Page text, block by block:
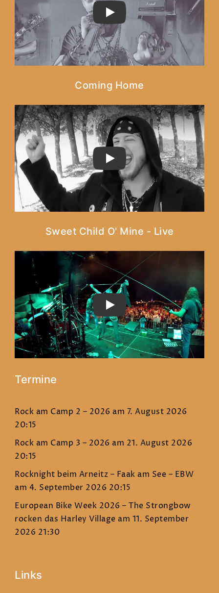
Coming Home
Sweet Child O' Mine - Live
PLAY
Termine
Rock am Camp 2 – 2026 am 7. August 2026
20:15
Rock am Camp 3 – 2026 am 21. August 2026
20:15
Rocknight beim Arneitz – Faak am See – EBW
am 4. September 2026 20:15
European Bike Week 2026 – The Strongbow
rocken das Harley Village am 11. September
2026 21:30
Links